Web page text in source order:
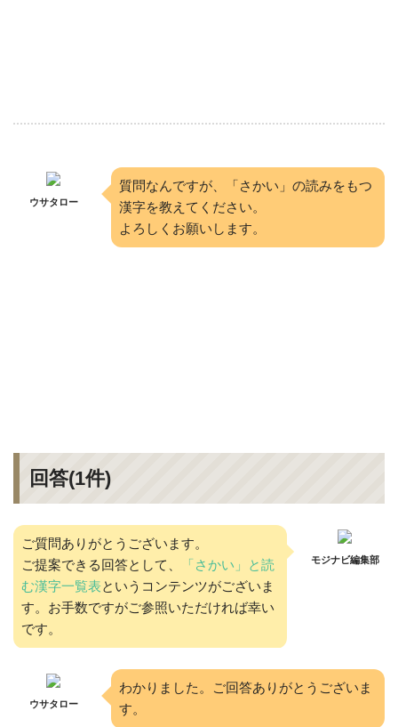
ウサタロー
質問なんですが、「さかい」の読みをもつ
漢字を教えてください。
よろしくお願いします。
回答(1件)
ご質問ありがとうございます。
ご提案できる回答として、
「さかい」と読
む漢字一覧表というコンテンツがございま
す。お手数ですがご参照いただければ幸い
です。
モジナビ編集部
ウサタロー
わかりました。ご回答ありがとうございま
す。